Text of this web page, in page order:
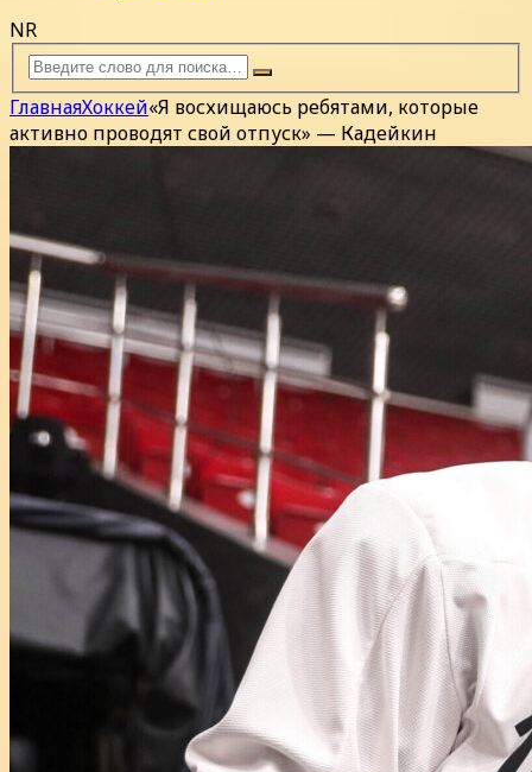
NR
ГлавнаяХоккей«Я восхищаюсь ребятами, которые
активно проводят свой отпуск» — Кадейкин